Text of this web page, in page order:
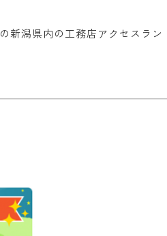
新潟県内の工務店アクセスラン